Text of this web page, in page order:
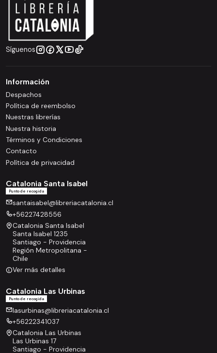
Síguenos
Información
Despachos
Política de reembolso
Nuestras librerías
Nuestra historia
Términos y Condiciones
Contacto
Política de privacidad
Catalonia Santa Isabel
Punto de recogida
santaisabel@libreriacatalonia.cl
+56227428556
Catalonia Santa Isabel
Santa Isabel 1235
Santiago - Providencia
Región Metropolitana -
Chile
Ver más detalles
Catalonia Las Urbinas
Punto de recogida
lasurbinas@libreriacatalonia.cl
+56222341037
Catalonia Las Urbinas
Las Urbinas 17
Santiago - Providencia